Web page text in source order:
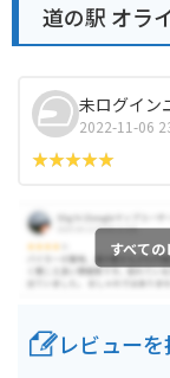
道の駅 オラ
未ログイン
2022-11-06
すべて
レビュー